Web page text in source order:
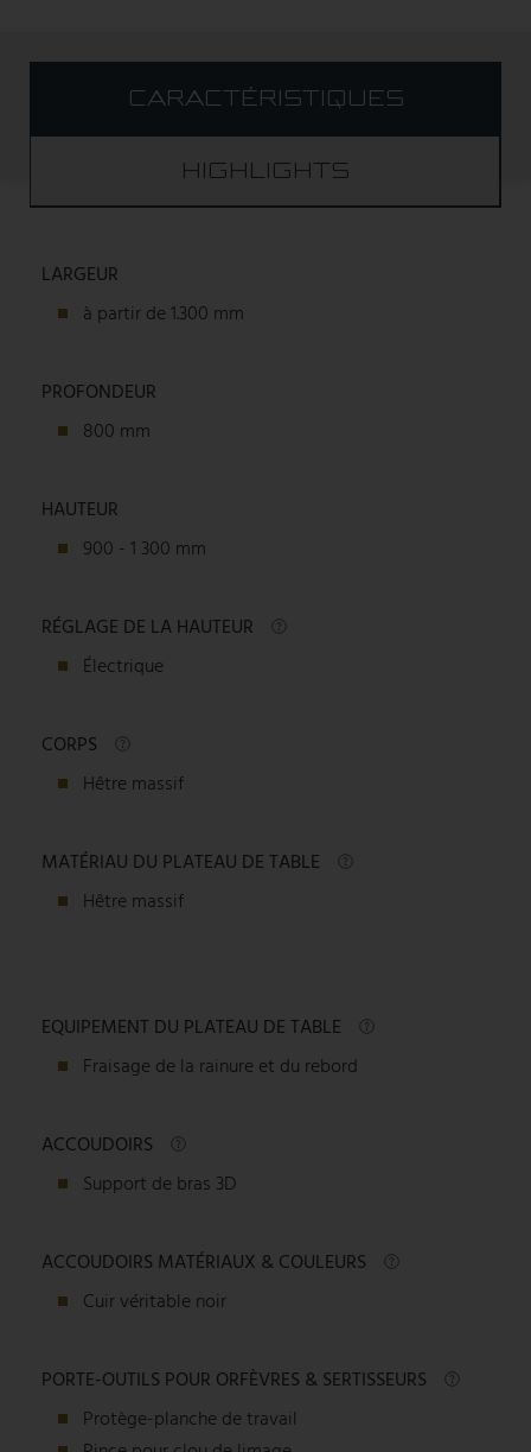
CARACTÉRISTIQUES
HIGHLIGHTS
LARGEUR
à partir de 1.300 mm
PROFONDEUR
800 mm
HAUTEUR
900 - 1 300 mm
RÉGLAGE DE LA HAUTEUR
Électrique
CORPS
Hêtre massif
MATÉRIAU DU PLATEAU DE TABLE
Hêtre massif
EQUIPEMENT DU PLATEAU DE TABLE
Fraisage de la rainure et du rebord
ACCOUDOIRS
Support de bras 3D
ACCOUDOIRS MATÉRIAUX & COULEURS
Cuir véritable noir
PORTE-OUTILS POUR ORFÈVRES & SERTISSEURS
Protège-planche de travail